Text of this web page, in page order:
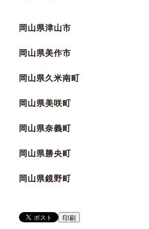
岡山県津山市
岡山県美作市
岡山県久米南町
岡山県美咲町
岡山県奈義町
岡山県勝央町
岡山県鏡野町
印刷